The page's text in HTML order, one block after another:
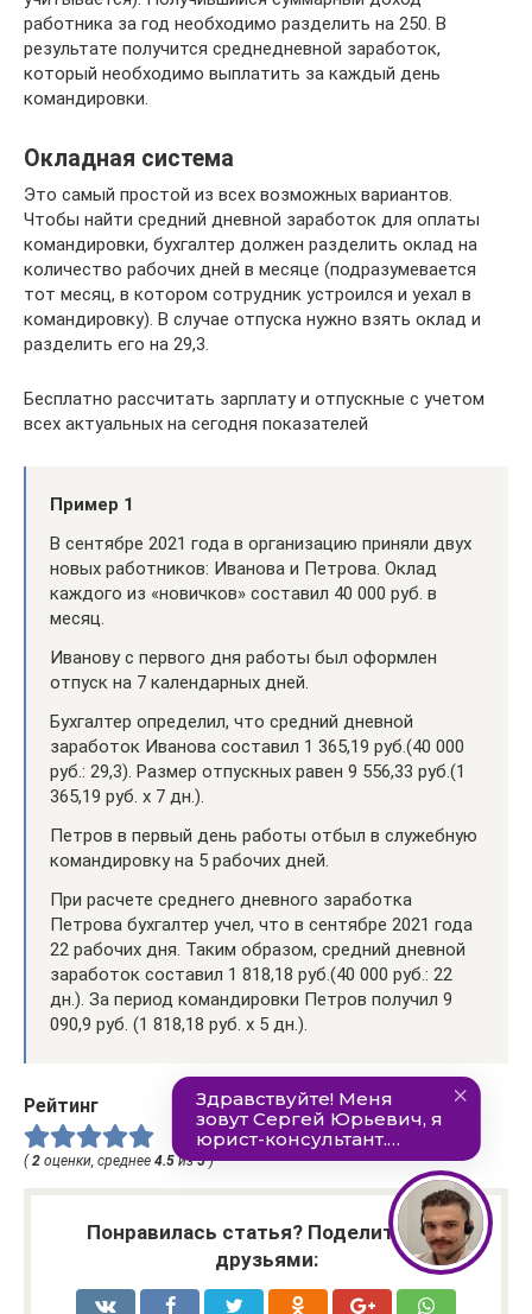
работника за год необходимо разделить на 250. В
результате получится среднедневной заработок,
который необходимо выплатить за каждый день
командировки.
Окладная система
Это самый простой из всех возможных вариантов.
Чтобы найти средний дневной заработок для оплаты
командировки, бухгалтер должен разделить оклад на
количество рабочих дней в месяце (подразумевается
тот месяц, в котором сотрудник устроился и уехал в
командировку). В случае отпуска нужно взять оклад и
разделить его на 29,3.
Бесплатно рассчитать зарплату и отпускные с учетом
всех актуальных на сегодня показателей
Пример 1
В сентябре 2021 года в организацию приняли двух
новых работников: Иванова и Петрова. Оклад
каждого из «новичков» составил 40 000 руб. в
месяц.
Иванову с первого дня работы был оформлен
отпуск на 7 календарных дней.
Бухгалтер определил, что средний дневной
заработок Иванова составил 1 365,19 руб.(40 000
руб.: 29,3). Размер отпускных равен 9 556,33 руб.(1
365,19 руб. х 7 дн.).
Петров в первый день работы отбыл в служебную
командировку на 5 рабочих дней.
При расчете среднего дневного заработка
Петрова бухгалтер учел, что в сентябре 2021 года
22 рабочих дня. Таким образом, средний дневной
заработок составил 1 818,18 руб.(40 000 руб.: 22
дн.). За период командировки Петров получил 9
090,9 руб. (1 818,18 руб. х 5 дн.).
Рейтинг
( 2 оценки, среднее 4.5из5)
Понравилась статья? Поделиться с
друзьями: